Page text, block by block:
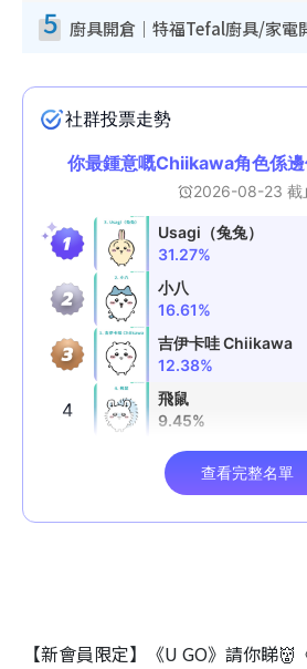
5
【新會員限定】《U GO》請你睇